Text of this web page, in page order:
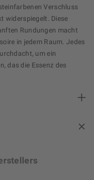
Verschluss
widerspiegelt. Diese
Rundungen macht
in jedem Raum. Jedes
um ein
das die Essenz des